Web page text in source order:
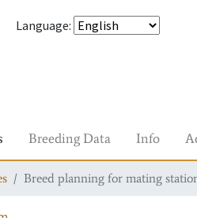
Language:
Breeding Data Info
Breed planning for mating